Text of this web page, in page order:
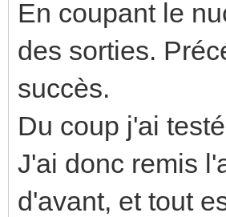
En coupant le
des sorties.
succès.
Du coup j'ai
J'ai donc remis
d'avant, et tout